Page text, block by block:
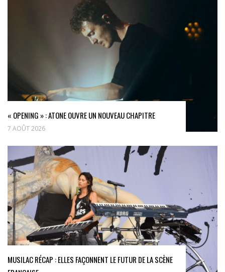
« OPENING » : ATONE OUVRE UN NOUVEAU CHAPITRE
7 AOÛT 2026
MUSILAC RÉCAP : ELLES FAÇONNENT LE FUTUR DE LA SCÈNE